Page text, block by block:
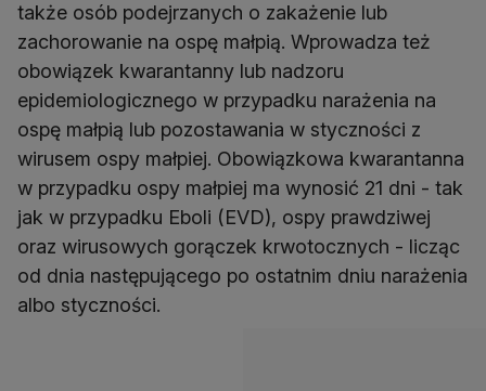
także osób podejrzanych o zakażenie lub
zachorowanie na ospę małpią. Wprowadza też
obowiązek kwarantanny lub nadzoru
epidemiologicznego w przypadku narażenia na
ospę małpią lub pozostawania w styczności z
wirusem ospy małpiej. Obowiązkowa kwarantanna
w przypadku ospy małpiej ma wynosić 21 dni - tak
jak w przypadku Eboli (EVD), ospy prawdziwej
oraz wirusowych gorączek krwotocznych - licząc
od dnia następującego po ostatnim dniu narażenia
albo styczności.